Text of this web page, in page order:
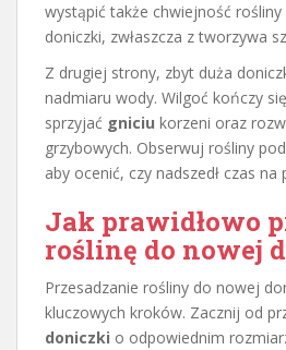
wystąpić także chwiejność
doniczki, zwłaszcza z tworzywa
Z drugiej strony, zbyt duża
nadmiaru wody. Wilgoć kończy
sprzyjać gniciu korzeni oraz
grzybowych. Obserwuj rośliny
aby ocenić, czy nadszedł czas na
Jak prawidłowo
roślinę do nowej
Przesadzanie rośliny do nowej
kluczowych kroków. Zacznij od
doniczki o odpowiednim